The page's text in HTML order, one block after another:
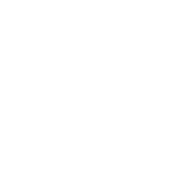
bei den Fischen
richtig anzuzeigen Nach einem Tag
kleine Kostbarkeit